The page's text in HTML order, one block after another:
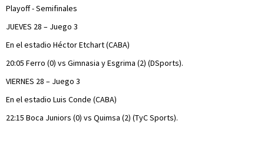
Playoff - Semifinales
JUEVES 28 – Juego 3
En el estadio Héctor Etchart (CABA)
20:05 Ferro (0) vs Gimnasia y Esgrima (2) (DSports).
VIERNES 28 – Juego 3
En el estadio Luis Conde (CABA)
22:15 Boca Juniors (0) vs Quimsa (2) (TyC Sports).